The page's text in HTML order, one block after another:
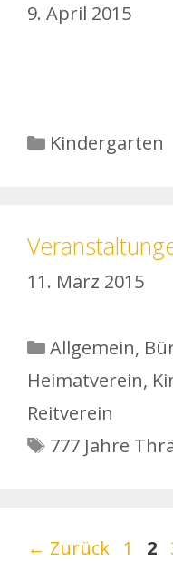
9. April 2015
Kategorien
Kindergarten
11. März 2015
Kategorien
Allgemein,
Heimatverein,
Reitverein
Schlagwörter
777 Jahre
← Zurück Seite
1 2